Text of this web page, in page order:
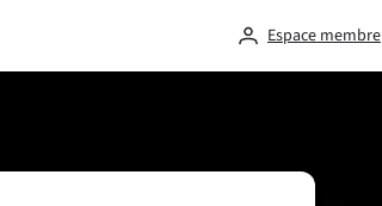
Espace membre